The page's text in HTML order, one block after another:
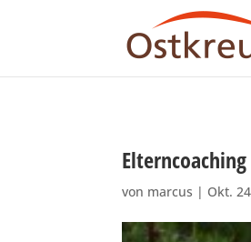
Elterncoaching
von marcus | Okt.